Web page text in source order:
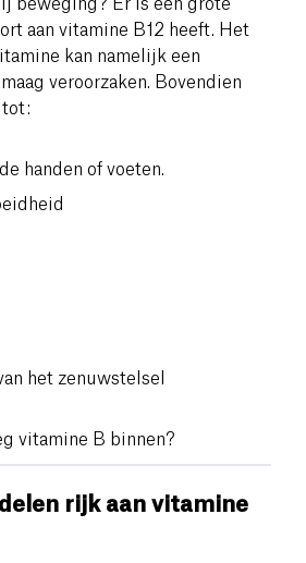
beweging? Er is een grote
aan vitamine B12 heeft. Het
kan namelijk een
veroorzaken. Bovendien
tot:
handen of voeten.
het zenuwstelsel
vitamine B binnen?
rijk aan vitamine